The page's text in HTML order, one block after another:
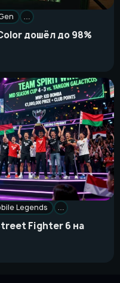
дошёл до 98%
Legends
Fighter 6 на